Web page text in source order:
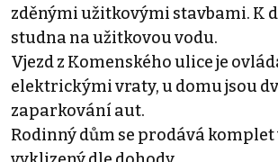
zděnými užitkovými stavbami. K
studna na užitkovou vodu.
Vjezd z Komenského ulice je
elektrickými vraty, u domu jsou
zaparkování aut.
Rodinný dům se prodává komplet